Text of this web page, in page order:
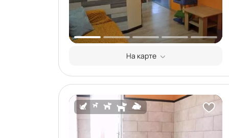
На карте